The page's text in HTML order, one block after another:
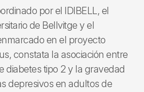
por el IDIBELL, el
de Bellvitge y el
en el proyecto
constata la asociación entre
diabetes tipo 2 y la gravedad
depresivos en adultos de